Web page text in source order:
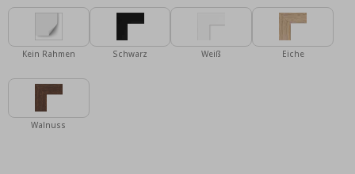
Kein Rahmen Schwarz Weiß Eiche
Walnuss